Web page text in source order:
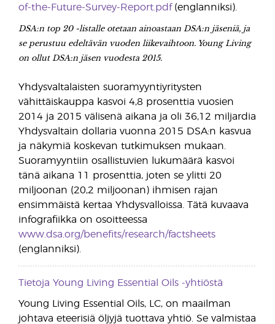
of-the-Future-Survey-Report.pdf (englanniksi).
DSA:n top 20 -listalle otetaan ainoastaan DSA:n jäseniä, ja
se perustuu edeltävän vuoden liikevaihtoon. Young Living
on ollut DSA:n jäsen vuodesta 2015.
Yhdysvaltalaisten suoramyyntiyritysten
vähittäiskauppa kasvoi 4,8 prosenttia vuosien
2014 ja 2015 välisenä aikana ja oli 36,12 miljardia
Yhdysvaltain dollaria vuonna 2015 DSA:n kasvua
ja näkymiä koskevan tutkimuksen mukaan.
Suoramyyntiin osallistuvien lukumäärä kasvoi
tänä aikana 11 prosenttia, joten se ylitti 20
miljoonan (20,2 miljoonan) ihmisen rajan
ensimmäistä kertaa Yhdysvalloissa. Tätä kuvaava
infografiikka on osoitteessa
www.dsa.org/benefits/research/factsheets
(englanniksi).
Tietoja Young Living Essential Oils -yhtiöstä
Young Living Essential Oils, LC, on maailman
johtava eteerisiä öljyjä tuottava yhtiö. Se valmistaa